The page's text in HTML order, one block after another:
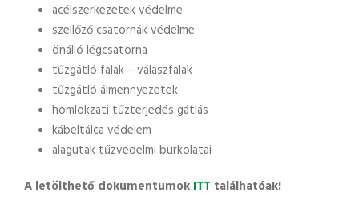
acélszerkezetek védelme
szellőző csatornák védelme
önálló légcsatorna
tűzgátló falak – válaszfalak
tűzgátló álmennyezetek
homlokzati tűzterjedés gátlás
kábeltálca védelem
alagutak tűzvédelmi burkolatai
A letölthető dokumentumok ITT találhatóak!